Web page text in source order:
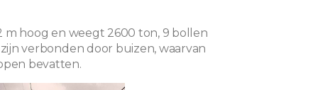
m hoog en weegt 2600 ton, 9 bollen
verbonden door buizen, waarvan
bevatten.